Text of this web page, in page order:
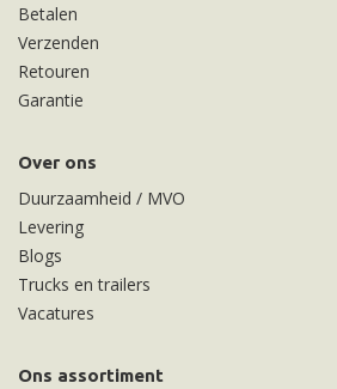
Betalen
Verzenden
Retouren
Garantie
Over ons
Duurzaamheid / MVO
Levering
Blogs
Trucks en trailers
Vacatures
Ons assortiment